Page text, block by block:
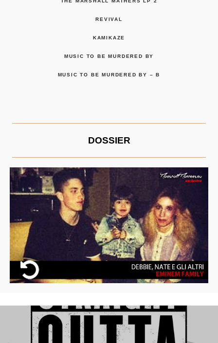
REVIVAL
KAMIKAZE
MUSIC TO BE MURDERED BY
MUSIC TO BE MURDERED BY – B
DOSSIER